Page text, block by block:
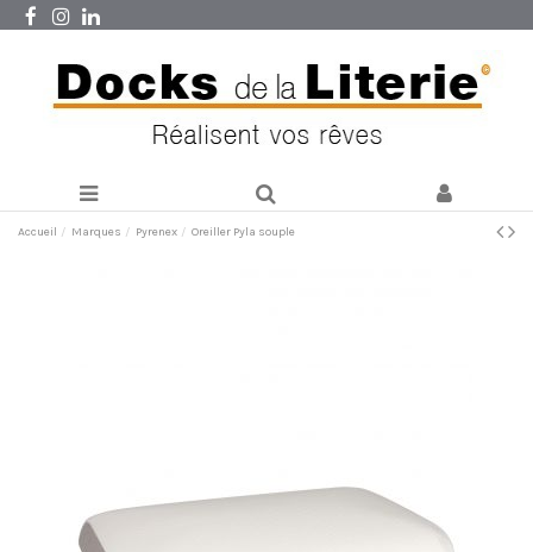
Accueil Marques Pyrenex Oreiller Pyla souple